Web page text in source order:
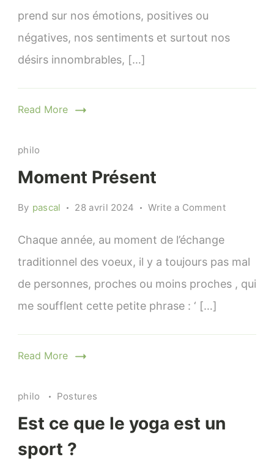
prend sur nos émotions, positives ou
négatives, nos sentiments et surtout nos
désirs innombrables, […]
Read More
philo
Moment Présent
By pascal 28 avril 2024 Write a Commenton
Chaque année, au moment de l’échange
traditionnel des voeux, il y a toujours pas mal
de personnes, proches ou moins proches , qui
me soufflent cette petite phrase : ‘ […]
Read More
philo Postures
Est ce que le yoga est un
sport ?